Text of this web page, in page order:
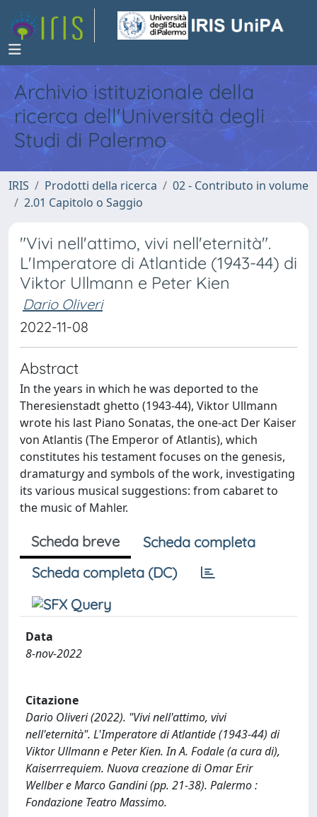
Archivio istituzionale della
ricerca dell'Università degli
Studi di Palermo
IRIS Prodotti della ricerca
02 - Contributo in volume
2.01 Capitolo o Saggio
"Vivi nell'attimo, vivi nell'eternità".
L'Imperatore di Atlantide (1943-44) di
Viktor Ullmann e Peter Kien
Dario Oliveri
2022-11-08
Abstract
In the years in which he was deported to the
Theresienstadt ghetto (1943-44), Viktor Ullmann
wrote his last Piano Sonatas, the one-act Der Kaiser
von Atlantis (The Emperor of Atlantis), which
constitutes his testament focuses on the genesis,
dramaturgy and symbols of the work, investigating
its various musical suggestions: from cabaret to
the music of Mahler.
Scheda breve
Scheda completa
Scheda completa (DC)
Data
8-nov-2022
Citazione
Dario Oliveri (2022). "Vivi nell'attimo, vivi
nell'eternità". L'Imperatore di Atlantide (1943-44) di
Viktor Ullmann e Peter Kien. In A. Fodale (a cura di),
Kaiserrrequiem. Nuova creazione di Omar Erir
Wellber e Marco Gandini (pp. 21-38). Palermo :
Fondazione Teatro Massimo.